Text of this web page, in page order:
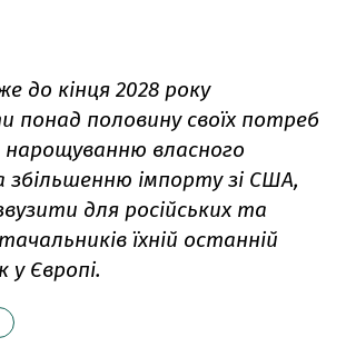
до кінця 2028 року
понад половину своїх потреб
нарощуванню власного
імпорту зі США,
для російських та
їхній останній
у Європі.